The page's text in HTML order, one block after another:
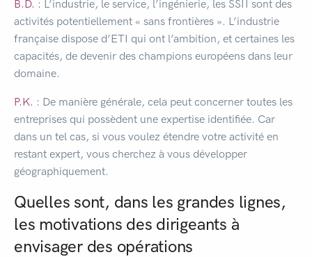
B.D. : L’industrie, le service, l’ingénierie, les SSII sont des
activités potentiellement « sans frontières ». L’industrie
française dispose d’ETI qui ont l’ambition, et certaines les
capacités, de devenir des champions européens dans leur
domaine.
P.K. : De manière générale, cela peut concerner toutes les
entreprises qui possèdent une expertise identifiée. Car
dans un tel cas, si vous voulez étendre votre activité en
restant expert, vous cherchez à vous développer
géographiquement.
Quelles sont, dans les grandes lignes,
les motivations des dirigeants à
envisager des opérations